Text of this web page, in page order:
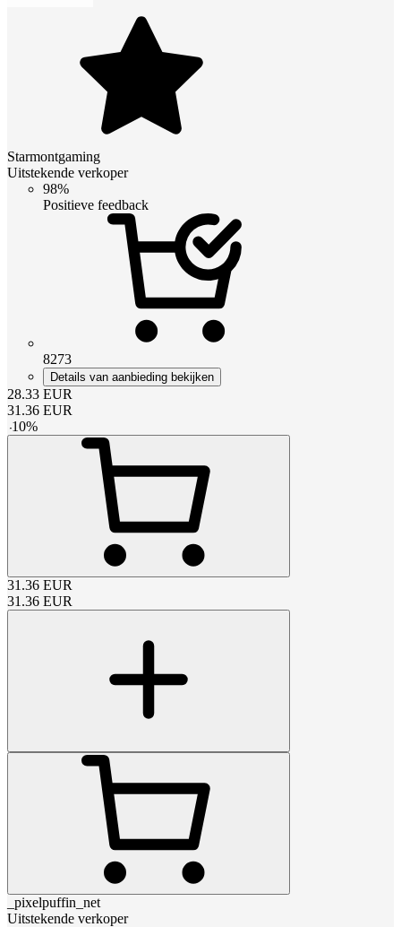
Starmontgaming
Uitstekende verkoper
98%
Positieve feedback
8273
Details van aanbieding bekijken
28.33 EUR
31.36 EUR
-10%
31.36 EUR
31.36 EUR
_pixelpuffin_net
Uitstekende verkoper